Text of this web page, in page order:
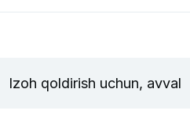
Izoh qoldirish uchun, avval